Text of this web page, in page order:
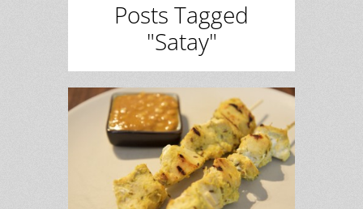
Posts Tagged
"Satay"